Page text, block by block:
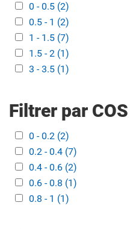
Apply 0 - 0.5 filter
0 - 0.5 (2)
Apply 0.5 - 1 filter
0.5 - 1 (2)
Apply 1 - 1.5 filter
1 - 1.5 (7)
Apply 1.5 - 2 filter
1.5 - 2 (1)
Apply 3 - 3.5 filter
3 - 3.5 (1)
Filtrer par COS
Apply 0 - 0.2 filter
0 - 0.2 (2)
Apply 0.2 - 0.4 filter
0.2 - 0.4 (7)
Apply 0.4 - 0.6 filter
0.4 - 0.6 (2)
Apply 0.6 - 0.8 filter
0.6 - 0.8 (1)
Apply 0.8 - 1 filter
0.8 - 1 (1)